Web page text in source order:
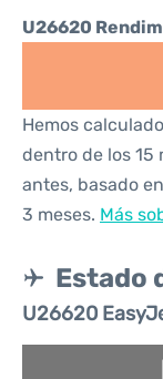
U26620
Hemos
dentro de los 15
antes, basado
3 meses. Más
Estado
U26620